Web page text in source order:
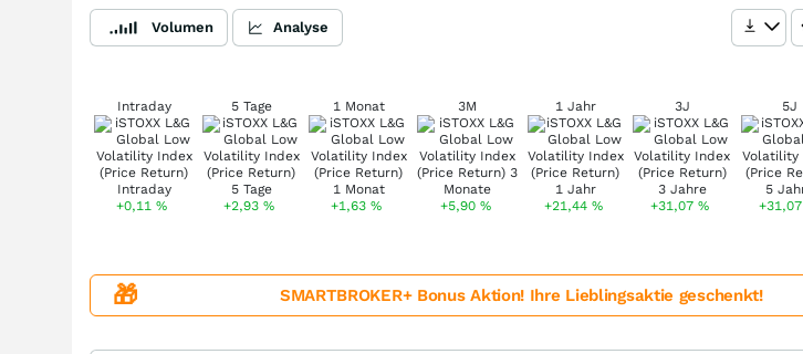
Volumen Analyse
Intraday
+0,11%
5 Tage
+2,93%
1 Monat
+1,63%
3M
+5,90 %
1 Jahr
+21,44 %
3J
+31,07%
5J
+31,07
🎁 SMARTBROKER+ Bonus Aktion! Ihre Lieblingsaktie geschenkt!